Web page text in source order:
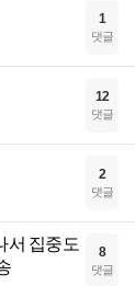
1
댓글
12
댓글
2
댓글
서 집중도
8
댓글